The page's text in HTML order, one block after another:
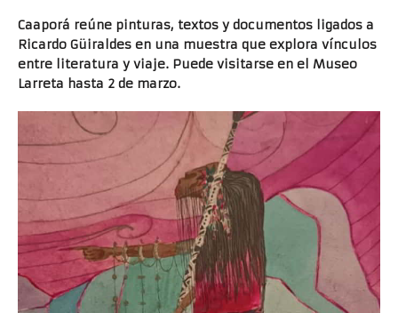
Caaporá reúne pinturas, textos y documentos ligados a
Ricardo Güiraldes en una muestra que explora vínculos
entre literatura y viaje. Puede visitarse en el Museo
Larreta hasta 2 de marzo.